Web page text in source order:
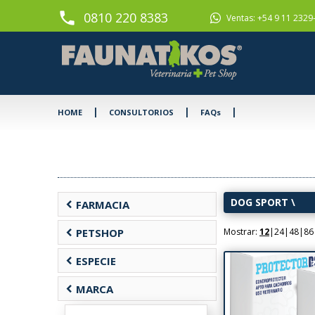
phone 0810 220 8383 Ventas: +54 9 11
HOME | CONSULTORIOS | FAQs |
chevron_left FARMACIA
chevron_left PETSHOP
chevron_left ESPECIE
chevron_left MARCA
DOG SPORT \
Mostrar: 12|24| 48| 86